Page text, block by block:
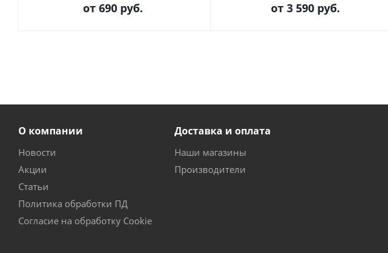
от 690 руб. от 3 590 руб.
О компании
Новости
Акции
Статьи
Политика обработки ПД
Согласие на обработку Cookie
Доставка и оплата
Наши магазины
Производители